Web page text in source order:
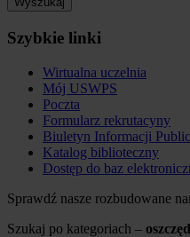
Szybkie linki
Wirtualna uczelnia
Mój USWPS
Poczta
Formularz rekrutacyny
Biuletyn Informacji
Katalog biblioteczny
Dostęp do baz
Sprawdź nasze rozbudowane
Szukaj po kategoriach –